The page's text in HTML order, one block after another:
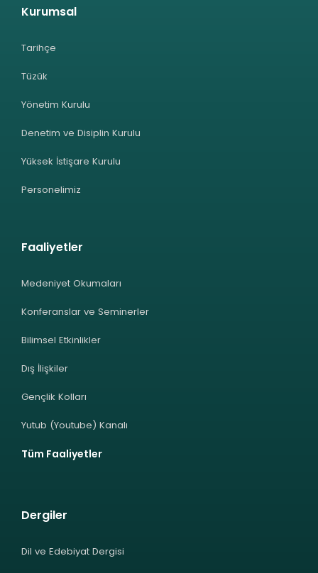
Kurumsal
Tarihçe
Tüzük
Yönetim Kurulu
Denetim ve Disiplin Kurulu
Yüksek İstişare Kurulu
Personelimiz
Faaliyetler
Medeniyet Okumaları
Konferanslar ve Seminerler
Bilimsel Etkinlikler
Dış İlişkiler
Gençlik Kolları
Yutub (Youtube) Kanalı
Tüm Faaliyetler
Dergiler
Dil ve Edebiyat Dergisi